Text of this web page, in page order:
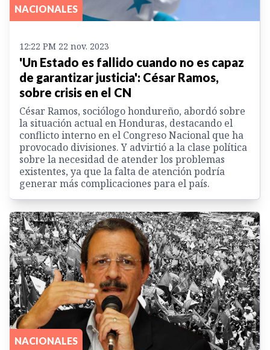
NACIONALES
12:22 PM 22 nov. 2023
'Un Estado es fallido cuando no es capaz
de garantizar justicia': César Ramos,
sobre crisis en el CN
César Ramos, sociólogo hondureño, abordó sobre
la situación actual en Honduras, destacando el
conflicto interno en el Congreso Nacional que ha
provocado divisiones. Y advirtió a la clase política
sobre la necesidad de atender los problemas
existentes, ya que la falta de atención podría
generar más complicaciones para el país.
NACIONALES